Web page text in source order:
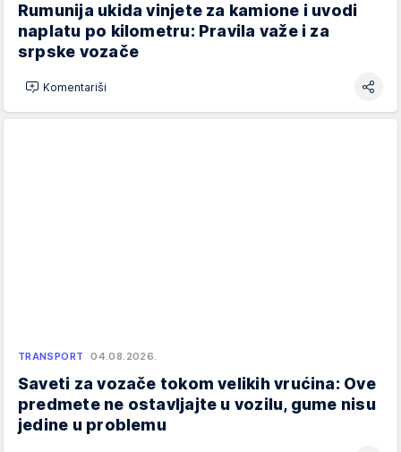
Rumunija ukida vinjete za kamione i uvodi
naplatu po kilometru: Pravila važe i za
srpske vozače
Komentariši
TRANSPORT 04.08.2026.
Saveti za vozače tokom velikih vrućina: Ove
predmete ne ostavljajte u vozilu, gume nisu
jedine u problemu